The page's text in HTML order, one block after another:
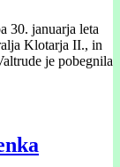
30. januarja leta
Klotarja II., in
je pobegnila